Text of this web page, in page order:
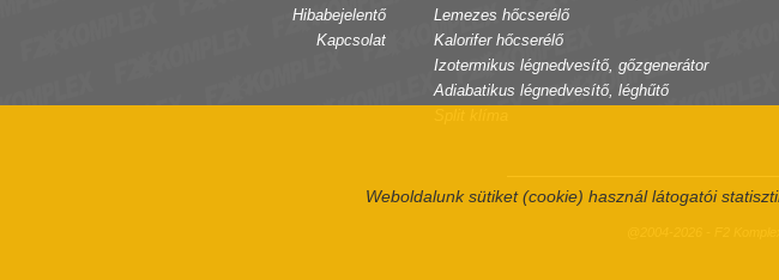
Weboldalunk sütiket (cookie) használ látogatói
Hibabejelentő
Kapcsolat
Lemezes hőcserélő
Kalorifer hőcserélő
Izotermikus légnedvesítő, gőzgenerátor
Adiabatikus légnedvesítő, léghűtő